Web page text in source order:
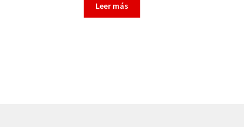
Leer más